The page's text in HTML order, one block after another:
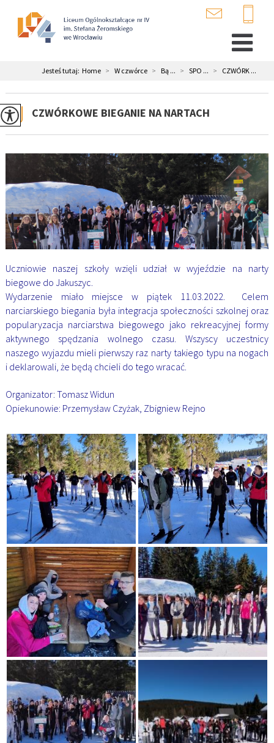
Jesteś tutaj: Home > W czwórce > Bą ... > SPO ... > CZWÓRK ...
CZWÓRKOWE BIEGANIE NA NARTACH
Uczniowie naszej szkoły wzięli udział w wyjeździe na narty
biegowe do Jakuszyc.
Wydarzenie miało miejsce w piątek 11.03.2022. Celem
narciarskiego biegania była integracja społeczności szkolnej oraz
popularyzacja narciarstwa biegowego jako rekreacyjnej formy
aktywnego spędzania wolnego czasu. Wszyscy uczestnicy
naszego wyjazdu mieli pierwszy raz narty takiego typu na nogach
i deklarowali, że będą chcieli do tego wracać.
Organizator: Tomasz Widun
Opiekunowie: Przemysław Czyżak, Zbigniew Rejno